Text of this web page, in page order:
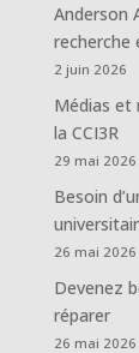
Anderson
recherche
2 juin 2026
Médias et
la CCI3R
29 mai 2026
Besoin
26 mai 2026
Devenez
réparer
26 mai 2026